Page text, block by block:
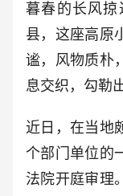
暮春的长风掠
县，这座高原
谧，风物质朴
息交织，勾勒
近日，在当地
个部门单位的
法院开庭审理